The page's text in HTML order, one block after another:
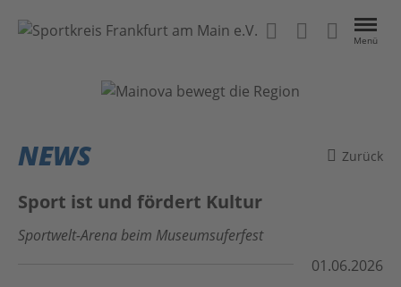
Menü
VEREINE
ÜBER UNS
Zurück
NEWS
Sport ist und fördert Kultur
Sportwelt-Arena beim Museumsuferfest
01.06.2026